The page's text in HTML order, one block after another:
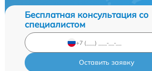
Бесплатная консультация со
специалистом
Оставить заявку